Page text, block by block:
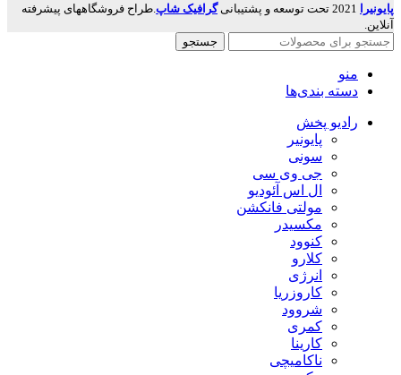
پایونیرا 2021 تحت توسعه و پشتیبانی گرافیک شاپ.طراح فروشگاههای پیشرفته
آنلاین.
جستجو
منو
دسته بندی‌ها
رادیو پخش
پایونیر
سونی
جی وی سی
ال اس آئودیو
مولتی فانکشن
مکسیدر
کنوود
کلارو
انرژی
کاروزریا
شروود
کمری
کارینا
ناکامیچی